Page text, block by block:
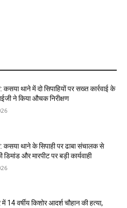
थाने में दो सिपाहियों पर सख्त कार्रवाई के
ने किया औचक निरीक्षण
कसया थाने के सिपाही पर ढाबा संचालक से
और मारपीट पर बड़ी कार्यवाही
14 वर्षीय किशोर आदर्श चौहान की हत्या,